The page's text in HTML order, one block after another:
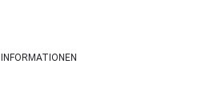
INFORMATIONEN